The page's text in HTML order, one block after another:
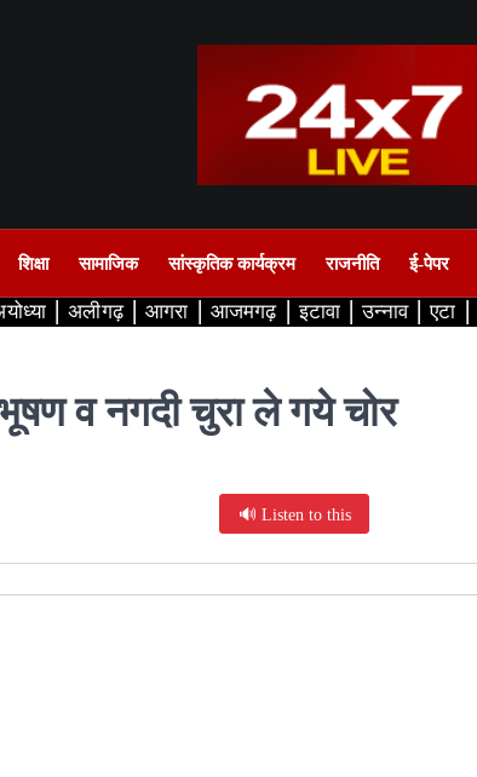
शिक्षा सामाजिक सांस्कृतिक कार्यक्रम राजनीति ई-पेपर
अलीगढ़ आगरा आजमगढ़ इटावा उन्नाव एटा
व नगदी चुरा ले गये चोर
🔊 Listen to this